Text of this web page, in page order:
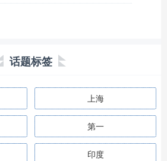
话题标签
上海
第一
印度